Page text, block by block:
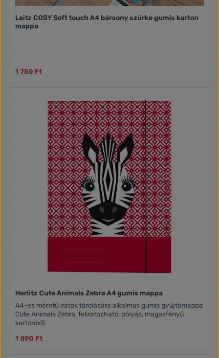
Leitz COSY Soft touch A4 bársony szürke gumis karton
mappa
1 750 Ft
Herlitz Cute Animals Zebra A4 gumis mappa
A4-es méretű iratok tárolására alkalmas gumis gyűjtőmappa
Cute Animals Zebra, feliratozható, pólyás, magasfényű
kartonból.
1 890 Ft